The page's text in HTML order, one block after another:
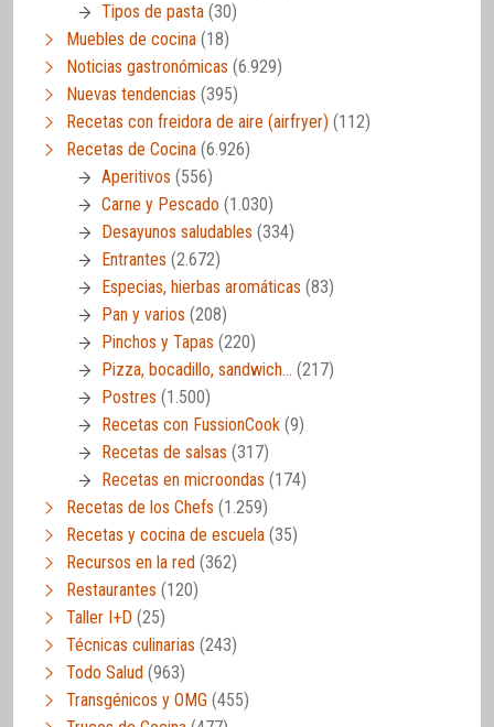
Tipos de pasta (30)
Muebles de cocina (18)
Noticias gastronómicas (6.929)
Nuevas tendencias (395)
Recetas con freidora de aire (airfryer) (112)
Recetas de Cocina (6.926)
Aperitivos (556)
Carne y Pescado (1.030)
Desayunos saludables (334)
Entrantes (2.672)
Especias, hierbas aromáticas (83)
Pan y varios (208)
Pinchos y Tapas (220)
Pizza, bocadillo, sandwich… (217)
Postres (1.500)
Recetas con FussionCook (9)
Recetas de salsas (317)
Recetas en microondas (174)
Recetas de los Chefs (1.259)
Recetas y cocina de escuela (35)
Recursos en la red (362)
Restaurantes (120)
Taller I+D (25)
Técnicas culinarias (243)
Todo Salud (963)
Transgénicos y OMG (455)